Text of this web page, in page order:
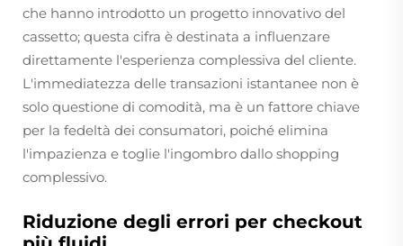
che hanno introdotto un progetto innovativo del
cassetto; questa cifra è destinata a influenzare
direttamente l'esperienza complessiva del cliente.
L'immediatezza delle transazioni istantanee non è
solo questione di comodità, ma è un fattore chiave
per la fedeltà dei consumatori, poiché elimina
l'impazienza e toglie l'ingombro dallo shopping
complessivo.
Riduzione degli errori per checkout